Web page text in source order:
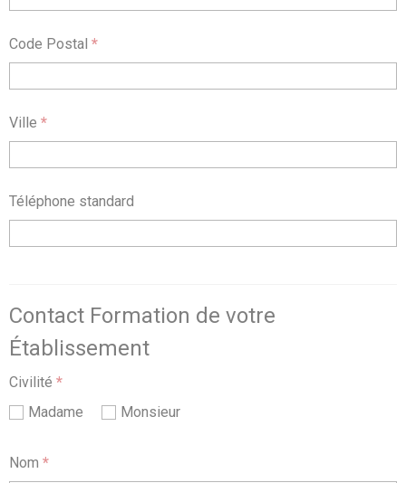
Code Postal *
Ville *
Téléphone standard
Contact Formation de votre
Établissement
Civilité *
Madame
Monsieur
Nom *